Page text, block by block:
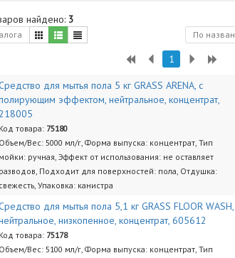
найдено: 3
По
1
для мытья пола 5 кг GRASS ARENA, с
эффектом, нейтральное, концентрат,
Код товара: 75180
Объем/Вес: 5000 мл/г, Форма выпуска: концентрат, Тип
мойки: ручная, Эффект от использования: не оставляет
разводов, Подходит для поверхностей: пола, Отдушка:
свежесть, Упаковка: канистра
для мытья пола 5,1 кг GRASS FLOOR WASH,
низкопенное, концентрат, 605612
Код товара: 75178
Объем/Вес: 5100 мл/г, Форма выпуска: концентрат, Тип